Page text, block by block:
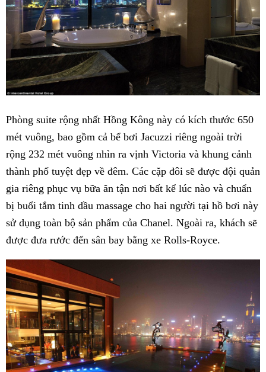
Phòng suite rộng nhất Hồng Kông này có kích thước 650
mét vuông, bao gồm cả bể bơi Jacuzzi riêng ngoài trời
rộng 232 mét vuông nhìn ra vịnh Victoria và khung cảnh
thành phố tuyệt đẹp về đêm. Các cặp đôi sẽ được đội quản
gia riêng phục vụ bữa ăn tận nơi bất kể lúc nào và chuẩn
bị buổi tắm tinh dầu massage cho hai người tại hồ bơi này
sử dụng toàn bộ sản phẩm của Chanel. Ngoài ra, khách sẽ
được đưa rước đến sân bay bằng xe Rolls-Royce.